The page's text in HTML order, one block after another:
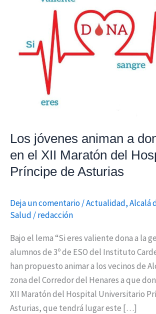
Los jóvenes animan a
en el XII Maratón del
Príncipe de Asturias
Deja un comentario/Actualidad,Alcalá
Salud /redacción
Bajo el lema “Si eres valiente dona a la
alumnos de 3º de ESO del Instituto
han propuesto animar a los vecinos de
zona del Corredor del Henares a que
XII Maratón del Hospital Universitario
Asturias, que tendrá lugar este […]
donar
del
Hospital
Príncipe
de